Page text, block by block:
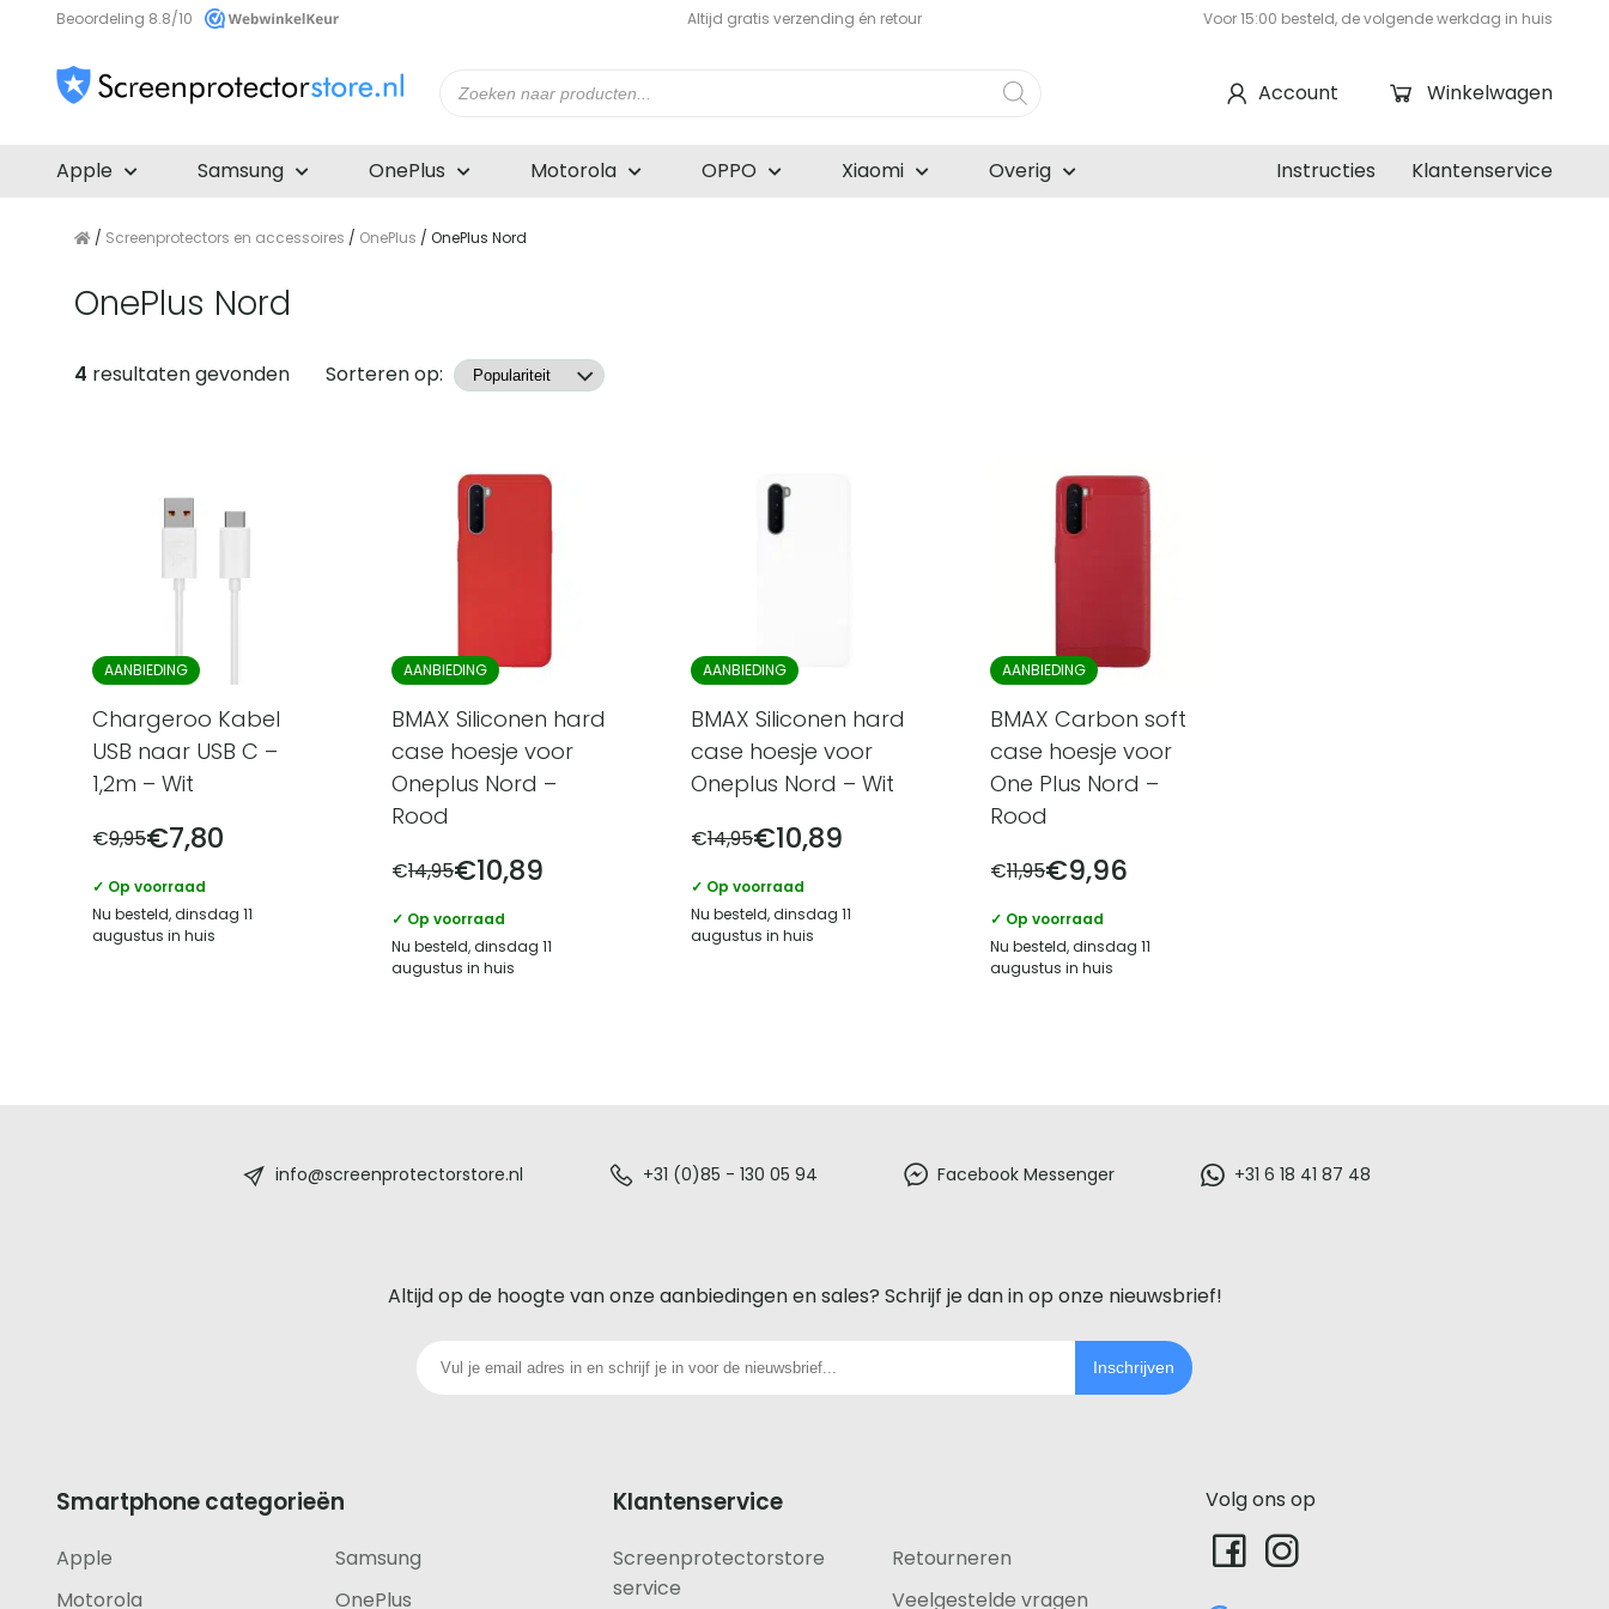
Beoordeling 8.8/10 Altijd gratis verzending én retour Voor 15:00 besteld, de volgende werkdag in huis
zoeken Winkelwagen
Account
Apple Samsung OnePlus Motorola OPPO Xiaomi Overig Klantenservice
Instructies
/ Screenprotectors en accessoires / OnePlus / OnePlus Nord
OnePlus Nord
Producten
4 resultaten gevonden Sorteren op:
AANBIEDING
Chargeroo Kabel
USB naar USB C –
1,2m – Wit
€9,95€7,80
✓ Op voorraad
Nu besteld, dinsdag 11
augustus in huis
AANBIEDING
BMAX Siliconen hard
case hoesje voor
Oneplus Nord –
Rood
€14,95€10,89
✓ Op voorraad
Nu besteld, dinsdag 11
augustus in huis
AANBIEDING
BMAX Siliconen hard
case hoesje voor
Oneplus Nord – Wit
€14,95€10,89
✓ Op voorraad
Nu besteld, dinsdag 11
augustus in huis
AANBIEDING
BMAX Carbon soft
case hoesje voor
One Plus Nord –
Rood
€11,95€9,96
✓ Op voorraad
Nu besteld, dinsdag 11
augustus in huis
iedere
telefoon
footer
info@screenprotectorstore.nl +31 (0)85 - 130 05 94 Facebook Messenger +31 6 18 41 87 48
Altijd op de hoogte van onze aanbiedingen en sales? Schrijf je dan in op onze nieuwsbrief!
Inschrijven
Smartphone categorieën
Apple
Samsung
Motorola
OnePlus
Klantenservice
Screenprotectorstore
service
Retourneren
Veelgestelde vragen
Volg ons op